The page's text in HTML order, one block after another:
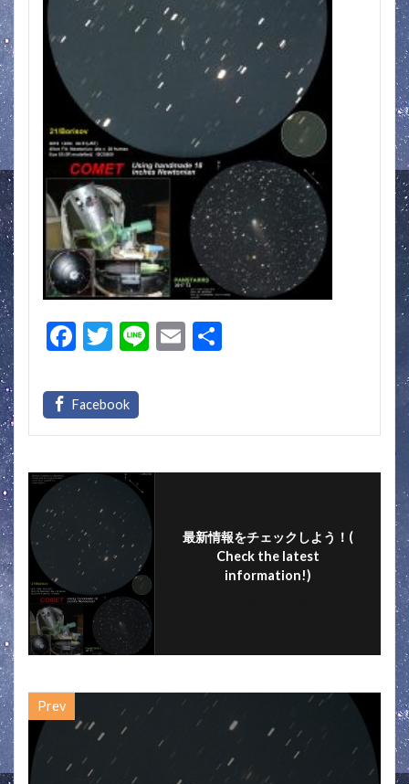
F
e
b
o
k
T
itt
er
Li E
最新情報をチェックしよう！(
Check the latest
information!)
Prev